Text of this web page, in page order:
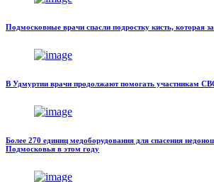
Подмосковные врачи спасли подростку кисть, которая
В Удмуртии врачи продолжают помогать участникам
Более 270 единиц медоборудования для спасения
Подмосковья в этом году